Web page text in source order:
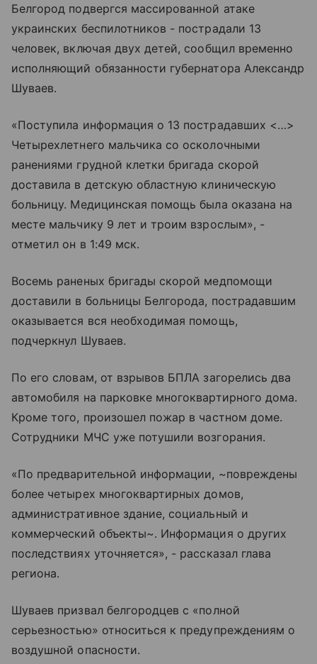
Белгород подвергся массированной атаке
украинских беспилотников - пострадали 13
человек, включая двух детей, сообщил временно
исполняющий обязанности губернатора Александр
Шуваев.
«Поступила информация о 13 пострадавших <…>
Четырехлетнего мальчика со осколочными
ранениями грудной клетки бригада скорой
доставила в детскую областную клиническую
больницу. Медицинская помощь была оказана на
месте мальчику 9 лет и троим взрослым», -
отметил он в 1:49 мск.
Восемь раненых бригады скорой медпомощи
доставили в больницы Белгорода, пострадавшим
оказывается вся необходимая помощь,
подчеркнул Шуваев.
По его словам, от взрывов БПЛА загорелись два
автомобиля на парковке многоквартирного дома.
Кроме того, произошел пожар в частном доме.
Сотрудники МЧС уже потушили возгорания.
«По предварительной информации, ~повреждены
более четырех многоквартирных домов,
административное здание, социальный и
коммерческий объекты~. Информация о других
последствиях уточняется», - рассказал глава
региона.
Шуваев призвал белгородцев с «полной
серьезностью» относиться к предупреждениям о
воздушной опасности.